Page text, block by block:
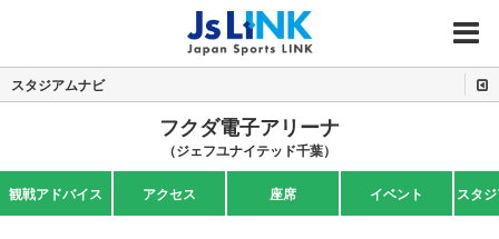
MENU
スタジアムナビ
フクダ電子アリーナ
（ジェフユナイテッド千葉）
観戦アドバイス アクセス 座席 イベント スタ